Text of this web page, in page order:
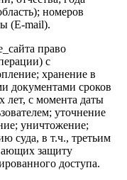
номеров
(E-mail).
право
с
хранение в
документами сроков
лет, с момента даты
уточнение
уничтожение;
суда, в т.ч., третьим
защиту
доступа.